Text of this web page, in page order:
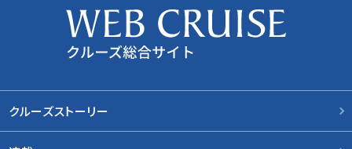
クルーズストーリー